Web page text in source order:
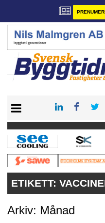
PRENUMERERA
VÅRA ANDRA MAGASIN
ANNONSERA
KONTAKT
ETIKETT:
Arkiv: Månad